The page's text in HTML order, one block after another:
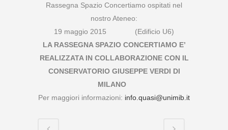
Rassegna Spazio Concertiamo ospitati nel
nostro Ateneo:
19 maggio 2015 (Edificio U6)
LA RASSEGNA SPAZIO CONCERTIAMO E’
REALIZZATA IN COLLABORAZIONE CON IL
CONSERVATORIO GIUSEPPE VERDI DI
MILANO
Per maggiori informazioni: info.quasi@unimib.it